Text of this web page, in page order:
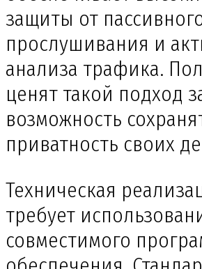
защиты от
прослушивания и
анализа трафика.
ценят такой подход
возможность
приватность своих
Техническая
требует
совместимого